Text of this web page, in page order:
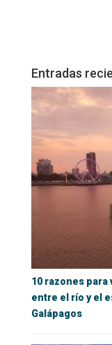
Entradas
10 razones
entre el río y el
Galápagos